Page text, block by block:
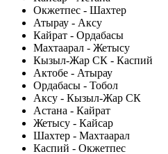
Окжетпес - Шахтер
Атырау - Аксу
Кайрат - Ордабасы
Махтаарал - Жетысу
Кызыл-Жар СК - Каспий
Актобе - Атырау
Ордабасы - Тобол
Аксу - Кызыл-Жар СК
Астана - Кайрат
Жетысу - Кайсар
Шахтер - Махтаарал
Каспий - Окжетпес